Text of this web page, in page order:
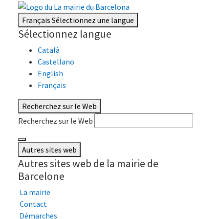
FrançaisSélectionnez une langue
Sélectionnez langue
Català
Castellano
English
Français
Recherchez sur le Web
Recherchez sur le Web
Autres sites web
Autres sites web de la mairie de
Barcelone
La mairie
Contact
Démarches